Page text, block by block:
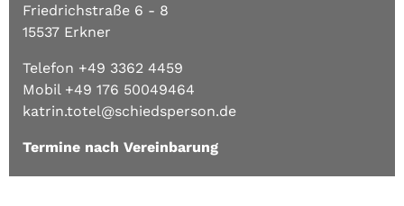
Friedrichstraße 6 - 8
15537 Erkner
Telefon +49 3362 4459
Mobil +49 176 50049464
katrin.totel@schiedsperson.de
Termine nach Vereinbarung